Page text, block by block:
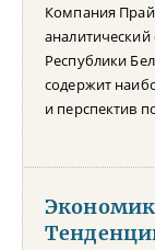
Компания
Республики
содержит
и перспектив